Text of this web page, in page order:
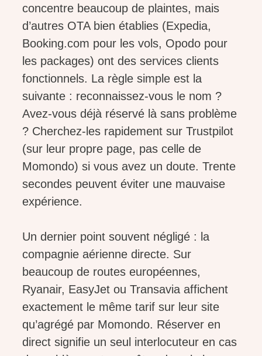
concentre beaucoup de plaintes, mais
d’autres OTA bien établies (Expedia,
Booking.com pour les vols, Opodo pour
les packages) ont des services clients
fonctionnels. La règle simple est la
suivante : reconnaissez-vous le nom ?
Avez-vous déjà réservé là sans problème
? Cherchez-les rapidement sur Trustpilot
(sur leur propre page, pas celle de
Momondo) si vous avez un doute. Trente
secondes peuvent éviter une mauvaise
expérience.
Un dernier point souvent négligé : la
compagnie aérienne directe. Sur
beaucoup de routes européennes,
Ryanair, EasyJet ou Transavia affichent
exactement le même tarif sur leur site
qu’agrégé par Momondo. Réserver en
direct signifie un seul interlocuteur en cas